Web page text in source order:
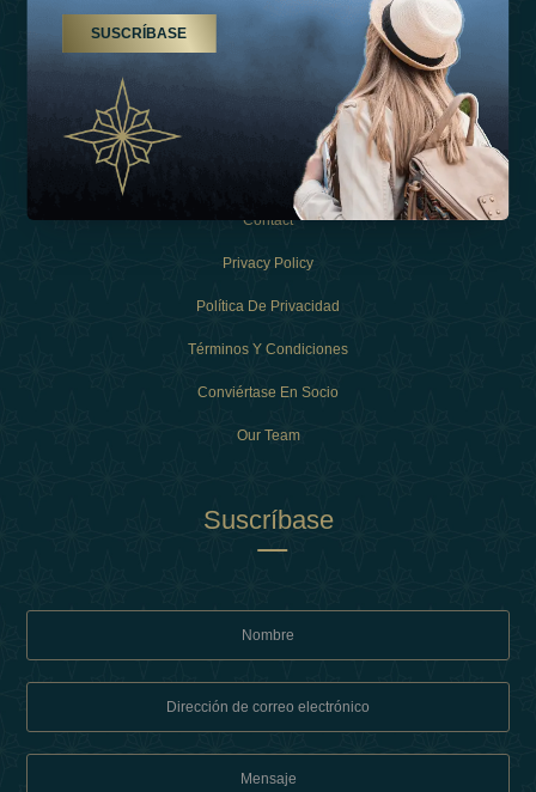
Tipos De Vacaciones
Contact
Privacy Policy
Política De Privacidad
Términos Y Condiciones
Conviértase En Socio
Our Team
Suscríbase
SUSCRÍBASE